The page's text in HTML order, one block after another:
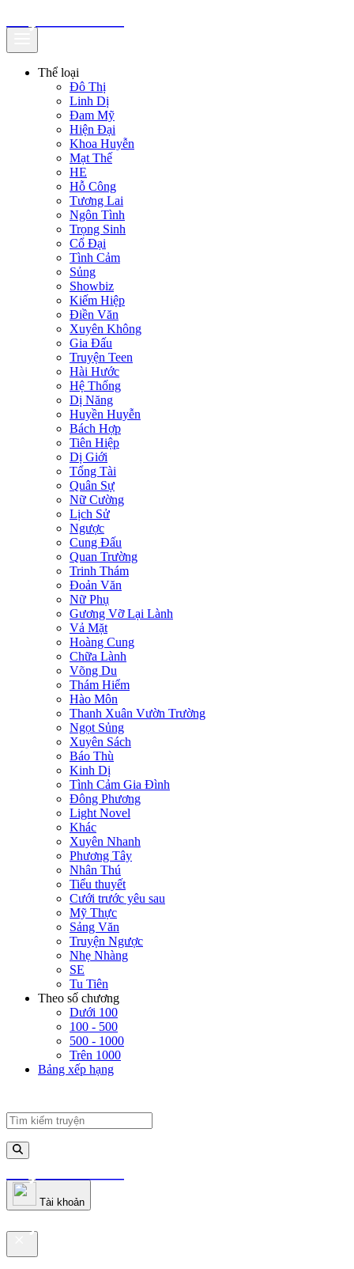
Thể loại
Đô Thị
Linh Dị
Đam Mỹ
Hiện Đại
Khoa Huyễn
Mạt Thế
HE
Hỗ Công
Tương Lai
Ngôn Tình
Trọng Sinh
Cổ Đại
Tình Cảm
Sủng
Showbiz
Kiếm Hiệp
Điền Văn
Xuyên Không
Gia Đấu
Truyện Teen
Hài Hước
Hệ Thống
Dị Năng
Huyền Huyễn
Bách Hợp
Tiên Hiệp
Dị Giới
Tổng Tài
Quân Sự
Nữ Cường
Lịch Sử
Ngược
Cung Đấu
Quan Trường
Trinh Thám
Đoản Văn
Nữ Phụ
Gương Vỡ Lại Lành
Vả Mặt
Hoàng Cung
Chữa Lành
Võng Du
Thám Hiểm
Hào Môn
Thanh Xuân Vườn Trường
Ngọt Sủng
Xuyên Sách
Báo Thù
Kinh Dị
Tình Cảm Gia Đình
Đông Phương
Light Novel
Khác
Xuyên Nhanh
Phương Tây
Nhân Thú
Tiểu thuyết
Cưới trước yêu sau
Mỹ Thực
Sảng Văn
Truyện Ngược
Nhẹ Nhàng
SE
Tu Tiên
Theo số chương
Dưới 100
100 - 500
500 - 1000
Trên 1000
Bảng xếp hạng
truyenfullz.com
Tài khoản
truyenfullz.com